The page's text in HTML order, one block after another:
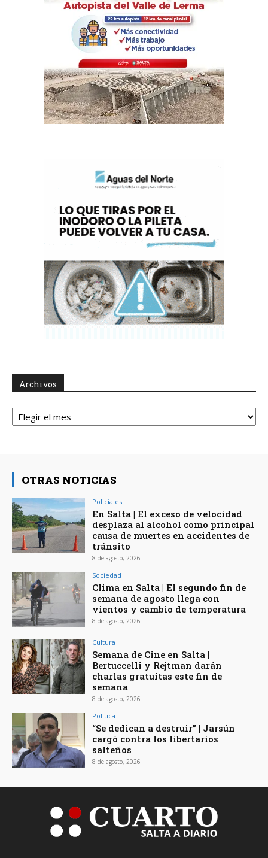
Archivos
Archivos
OTRAS NOTICIAS
Policiales
En Salta | El exceso de velocidad
desplaza al alcohol como principal
causa de muertes en accidentes de
tránsito
8 de agosto, 2026
Sociedad
Clima en Salta | El segundo fin de
semana de agosto llega con
vientos y cambio de temperatura
8 de agosto, 2026
Cultura
Semana de Cine en Salta |
Bertuccelli y Rejtman darán
charlas gratuitas este fin de
semana
8 de agosto, 2026
Política
“Se dedican a destruir” | Jarsún
cargó contra los libertarios
salteños
8 de agosto, 2026